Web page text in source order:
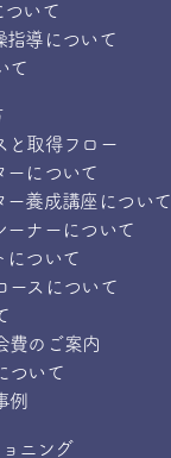
ついて
指導について
て
と取得フロー
ーについて
ー養成講座について
ーナーについて
について
ースについて
費のご案内
ついて
例
ニング